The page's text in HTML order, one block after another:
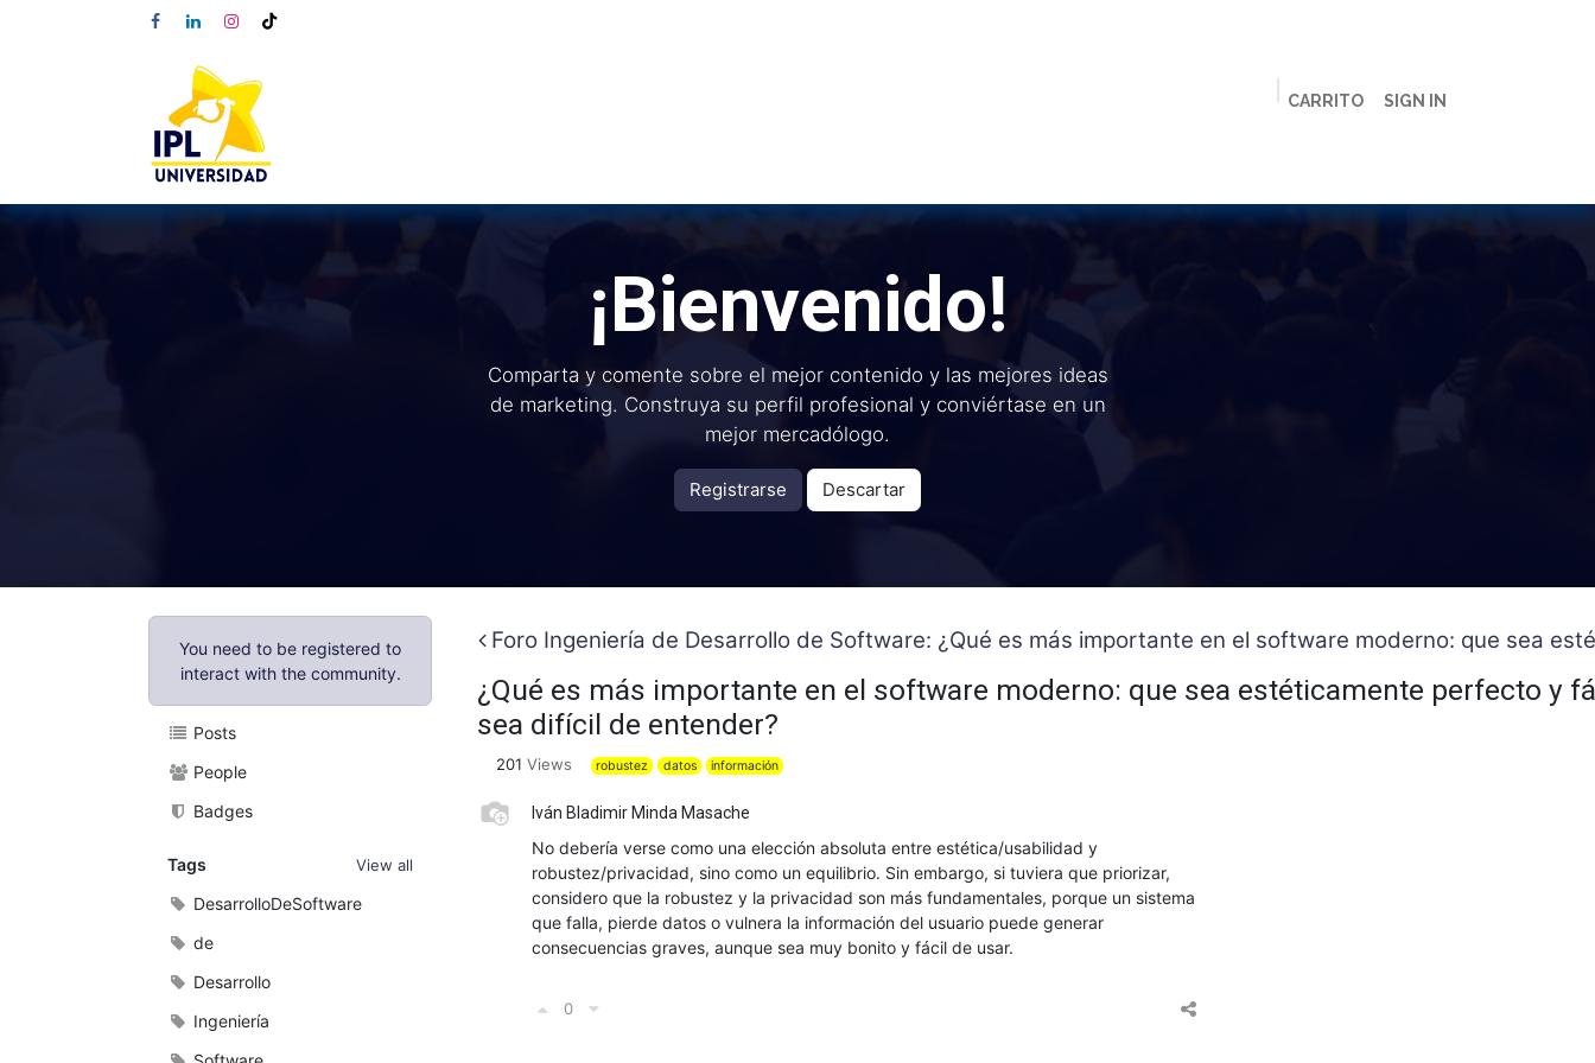
CARRITO SIGN IN
¡Bienvenido!
Comparta y comente sobre el mejor contenido y las mejores ideas
de marketing. Construya su perfil profesional y conviértase en un
mejor mercadólogo.
Registrarse Descartar
You need to be registered to
interact with the community.
Posts
People
Badges
Tags View all
DesarrolloDeSoftware
de
Desarrollo
Ingeniería
Foro Ingeniería de Desarrollo de Software: ¿Qué es más importante en el software moderno: que sea
¿Qué es más importante en el software moderno: que sea estéticamente perfecto y
sea difícil de entender?
201 Views robustez datos información
Iván Bladimir Minda Masache
No debería verse como una elección absoluta entre estética/usabilidad y
robustez/privacidad, sino como un equilibrio. Sin embargo, si tuviera que priorizar,
considero que la robustez y la privacidad son más fundamentales, porque un sistema
que falla, pierde datos o vulnera la información del usuario puede generar
consecuencias graves, aunque sea muy bonito y fácil de usar.
0